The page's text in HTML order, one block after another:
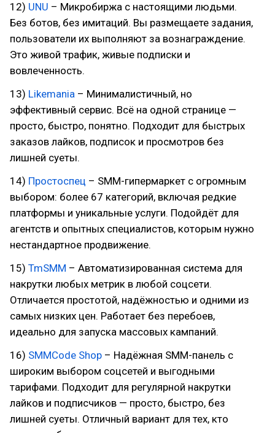
12) UNU – Микробиржа с настоящими людьми.
Без ботов, без имитаций. Вы размещаете задания,
пользователи их выполняют за вознаграждение.
Это живой трафик, живые подписки и
вовлеченность.
13) Likemania – Минималистичный, но
эффективный сервис. Всё на одной странице —
просто, быстро, понятно. Подходит для быстрых
заказов лайков, подписок и просмотров без
лишней суеты.
14) Простоспец – SMM-гипермаркет с огромным
выбором: более 67 категорий, включая редкие
платформы и уникальные услуги. Подойдёт для
агентств и опытных специалистов, которым нужно
нестандартное продвижение.
15) TmSMM – Автоматизированная система для
накрутки любых метрик в любой соцсети.
Отличается простотой, надёжностью и одними из
самых низких цен. Работает без перебоев,
идеально для запуска массовых кампаний.
16) SMMCode Shop – Надёжная SMM-панель с
широким выбором соцсетей и выгодными
тарифами. Подходит для регулярной накрутки
лайков и подписчиков — просто, быстро, без
лишней суеты. Отличный вариант для тех, кто